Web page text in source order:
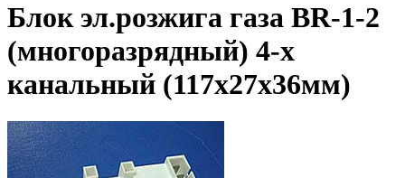
Блок эл.розжига газа BR-1-2
(многоразрядный) 4-х
канальный (117х27х36мм)